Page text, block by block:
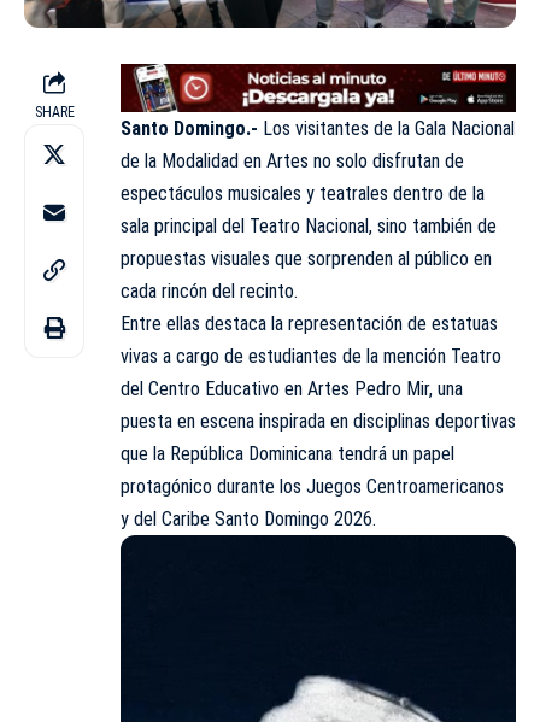
SHARE
Santo Domingo.- Los visitantes de la Gala Nacional
de la Modalidad en Artes no solo disfrutan de
espectáculos musicales y teatrales dentro de la
sala principal del Teatro Nacional, sino también de
propuestas visuales que sorprenden al público en
cada rincón del recinto.
Entre ellas destaca la representación de estatuas
vivas a cargo de estudiantes de la mención Teatro
del Centro Educativo en Artes Pedro Mir, una
puesta en escena inspirada en disciplinas deportivas
que la República Dominicana tendrá un papel
protagónico durante los Juegos Centroamericanos
y del Caribe Santo Domingo 2026.